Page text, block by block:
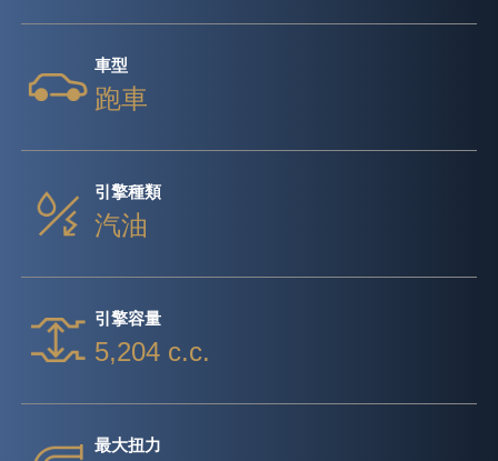
車型
跑車
引擎種類
汽油
引擎容量
5,204 c.c.
最大扭力